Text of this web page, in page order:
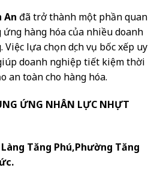
An đã trở thành một phần quan
hàng hóa của nhiều doanh
lựa chọn dịch vụ bốc xếp uy
doanh nghiệp tiết kiệm thời
an toàn cho hàng hóa.
ỨNG NHÂN LỰC NHỰT
Tăng Phú,Phường Tăng